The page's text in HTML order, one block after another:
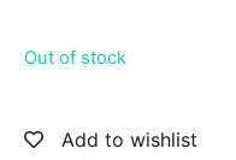
Out of stock
Add to wishlist